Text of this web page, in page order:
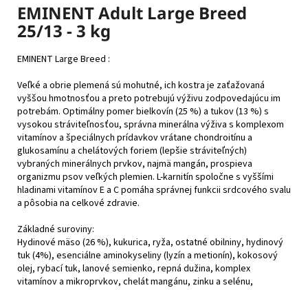
EMINENT Adult Large Breed
25/13 - 3 kg
EMINENT Large Breed :
Veľké a obrie plemená sú mohutné, ich kostra je zaťažovaná
vyššou hmotnosťou a preto potrebujú výživu zodpovedajúcu im
potrebám. Optimálny pomer bielkovín (25 %) a tukov (13 %) s
vysokou stráviteľnosťou, správna minerálna výživa s komplexom
vitamínov a špeciálnych prídavkov vrátane chondroitínu a
glukosamínu a chelátových foriem (lepšie stráviteľných)
vybraných minerálnych prvkov, najmä mangán, prospieva
organizmu psov veľkých plemien. L-karnitín spoločne s vyššími
hladinami vitamínov E a C pomáha správnej funkcii srdcového svalu
a pôsobia na celkové zdravie.
Základné suroviny:
Hydinové mäso (26 %), kukurica, ryža, ostatné obilniny, hydinový
tuk (4%), esenciálne aminokyseliny (lyzín a metionín), kokosový
olej, rybací tuk, lanové semienko, repná dužina, komplex
vitamínov a mikroprvkov, chelát mangánu, zinku a selénu,